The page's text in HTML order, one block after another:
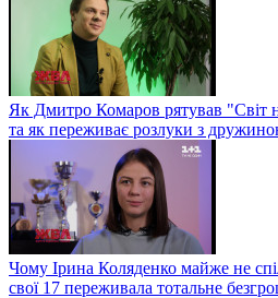
Як Дмитро Комаров рятував "Світ
та як переживає розлуки з
Чому Ірина Коляденко майже не
свої 17 переживала тотальне